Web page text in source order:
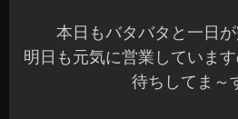
本日もバタバタと一日が
明日も元気に営業していま
待ちしてま～